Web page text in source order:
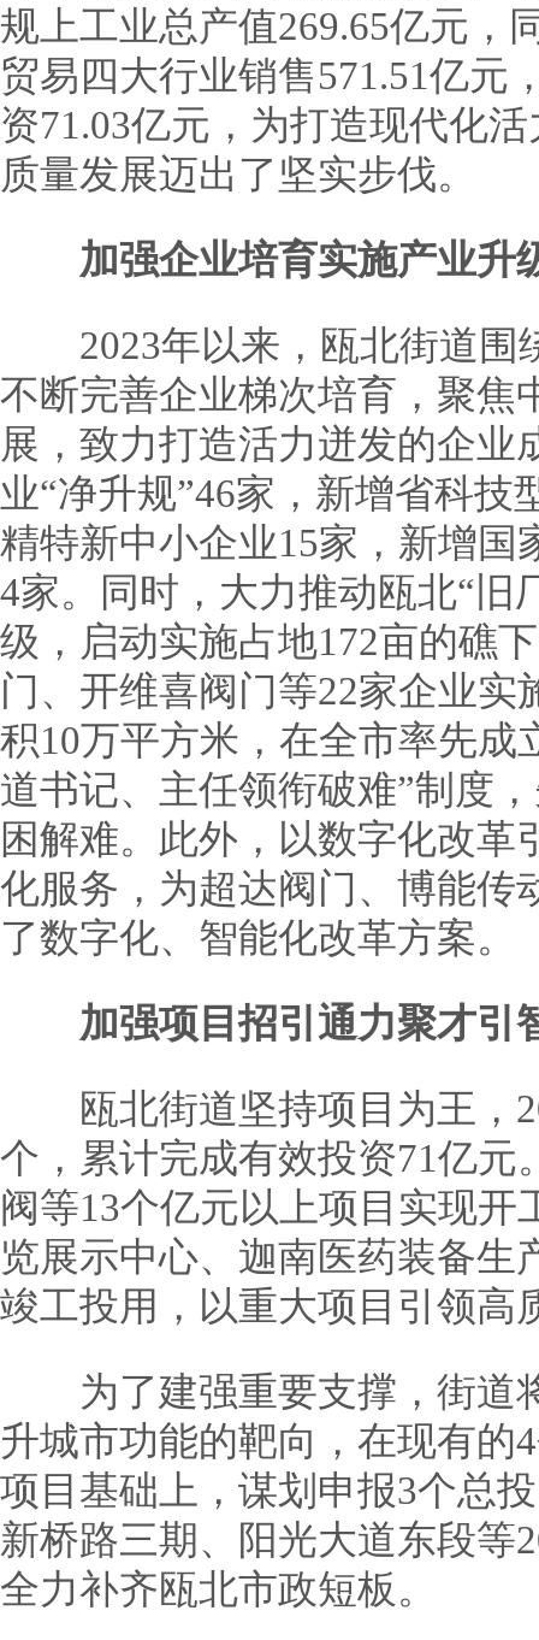
规上工业总产值269.65亿元，
贸易四大行业销售571.51亿元
资71.03亿元，为打造现代化
质量发展迈出了坚实步伐。
加强企业培育实施产业升
2023年以来，瓯北街道围
不断完善企业梯次培育，聚焦
展，致力打造活力迸发的企业
业“净升规”46家，新增省科技
精特新中小企业15家，新增国
4家。同时，大力推动瓯北“旧
级，启动实施占地172亩的礁
门、开维喜阀门等22家企业
积10万平方米，在全市率先成
道书记、主任领衔破难”制度
困解难。此外，以数字化改革
化服务，为超达阀门、博能传
了数字化、智能化改革方案。
加强项目招引通力聚才引
瓯北街道坚持项目为王，
个，累计完成有效投资71亿元
阀等13个亿元以上项目实现
览展示中心、迦南医药装备生
竣工投用，以重大项目引领高
为了建强重要支撑，街道
升城市功能的靶向，在现有的
项目基础上，谋划申报3个总
新桥路三期、阳光大道东段等
全力补齐瓯北市政短板。